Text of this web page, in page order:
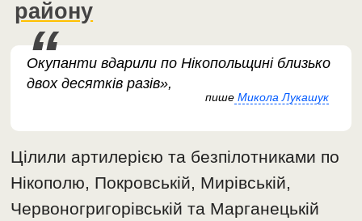
району
Окупанти вдарили по Нікопольщині близько
двох десятків разів»,
пишеМикола Лукашук
Цілили артилерією та безпілотниками по
Нікополю, Покровській, Мирівській,
Червоногригорівській та Марганецькій